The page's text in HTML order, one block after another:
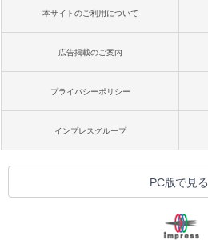
本サイトのご利用について
広告掲載のご案内
プライバシーポリシー
インプレスグループ
PC版で見る